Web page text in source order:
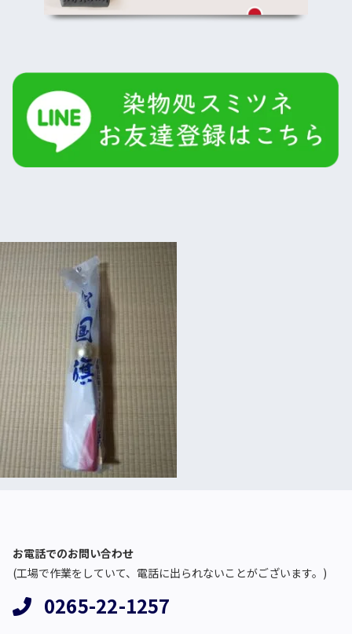
お電話でのお問い合わせ
(工場で作業をしていて、電話に出られないことがございます。)
0265-22-1257